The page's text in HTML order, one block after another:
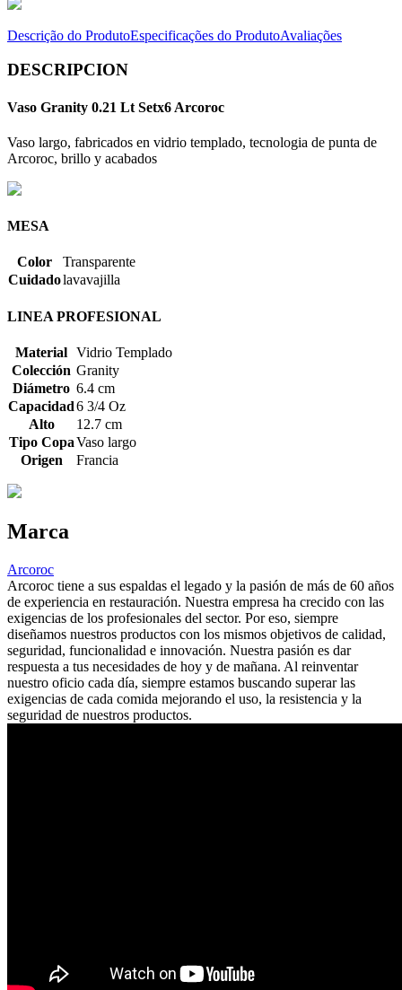
Descrição do ProdutoEspecificações do ProdutoAvaliações
DESCRIPCION
Vaso Granity 0.21 Lt Setx6 Arcoroc
Vaso largo, fabricados en vidrio templado, tecnologia de punta de
Arcoroc, brillo y acabados
MESA
Color
Transparente
Cuidadolavavajilla
LINEA PROFESIONAL
Material Vidrio Templado
Colección Granity
Diámetro 6.4 cm
Capacidad6 3/4 Oz
Alto
12.7 cm
Tipo CopaVaso largo
Origen
Francia
Marca
Arcoroc
Arcoroc tiene a sus espaldas el legado y la pasión de más de 60 años
de experiencia en restauración. Nuestra empresa ha crecido con las
exigencias de los profesionales del sector. Por eso, siempre
diseñamos nuestros productos con los mismos objetivos de calidad,
seguridad, funcionalidad e innovación. Nuestra pasión es dar
respuesta a tus necesidades de hoy y de mañana. Al reinventar
nuestro oficio cada día, siempre estamos buscando superar las
exigencias de cada comida mejorando el uso, la resistencia y la
seguridad de nuestros productos.